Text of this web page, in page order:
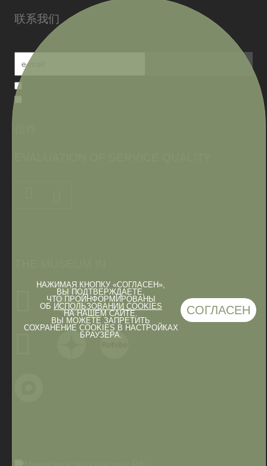
НАЖИМАЯ КНОПКУ «СОГЛАСЕН»,
ВЫ ПОДТВЕРЖДАЕТЕ,
ЧТО ПРОИНФОРМИРОВАНЫ
ОБ ИСПОЛЬЗОВАНИИ COOKIES
НА НАШЕМ САЙТЕ.
ВЫ МОЖЕТЕ ЗАПРЕТИТЬ
СОХРАНЕНИЕ COOKIES В НАСТРОЙКАХ
БРАУЗЕРА.
СОГЛАСЕН
联系我们